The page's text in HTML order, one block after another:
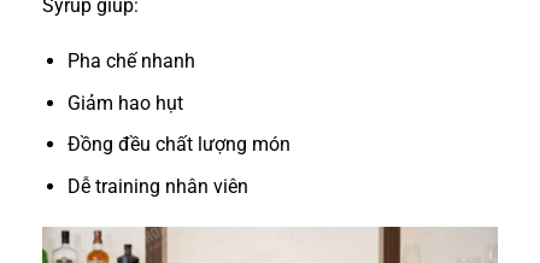
Syrup giúp:
Pha chế nhanh
Giảm hao hụt
Đồng đều chất lượng món
Dễ training nhân viên